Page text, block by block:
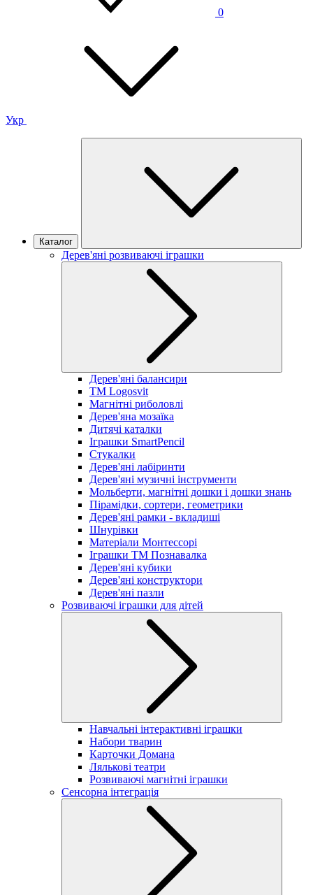
0
Укр
Каталог
Дерев'яні розвиваючі іграшки
Дерев'яні балансири
TM Logosvit
Магнітні риболовлі
Дерев'яна мозаїка
Дитячі каталки
Іграшки SmartPencil
Стукалки
Дерев'яні лабіринти
Дерев'яні музичні інструменти
Мольберти, магнітні дошки і дошки знань
Пірамідки, сортери, геометрики
Дерев'яні рамки - вкладиші
Шнурівки
Матеріали Монтессорі
Іграшки ТМ Познавалка
Дерев'яні кубики
Дерев'яні конструктори
Дерев'яні пазли
Розвиваючі іграшки для дітей
Навчальні інтерактивні іграшки
Набори тварин
Карточки Домана
Лялькові театри
Розвиваючі магнітні іграшки
Сенсорна інтеграція